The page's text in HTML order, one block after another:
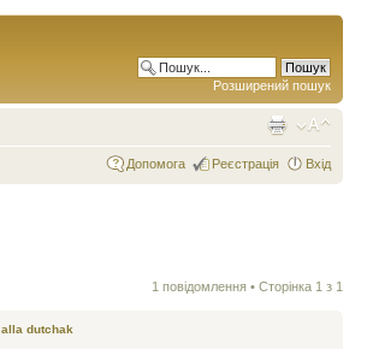
Розширений пошук
Допомога Реєстрація Вхід
1 повідомлення • Сторінка 1 з 1
alla dutchak